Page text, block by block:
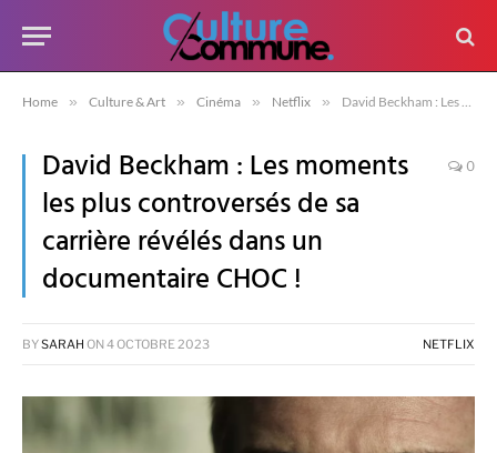
Home » Culture & Art » Cinéma » Netflix » David Beckham : Les moments les plus controversés de sa carrière révélés dans un documentaire CHOC !
David Beckham : Les moments
les plus controversés de sa
carrière révélés dans un
documentaire CHOC !
0
BYSARAH ON 4 OCTOBRE 2023 NETFLIX